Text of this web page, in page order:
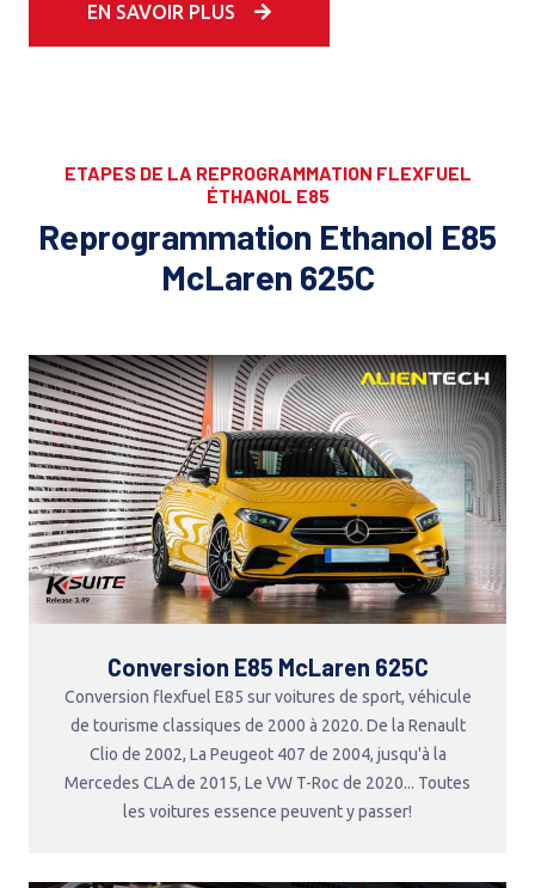
EN SAVOIR PLUS
ETAPES DE LA REPROGRAMMATION FLEXFUEL
ÉTHANOL E85
Reprogrammation Ethanol E85
McLaren 625C
Conversion E85 McLaren 625C
Conversion flexfuel E85 sur voitures de sport, véhicule
de tourisme classiques de 2000 à 2020. De la Renault
Clio de 2002, La Peugeot 407 de 2004, jusqu'à la
Mercedes CLA de 2015, Le VW T-Roc de 2020... Toutes
les voitures essence peuvent y passer!